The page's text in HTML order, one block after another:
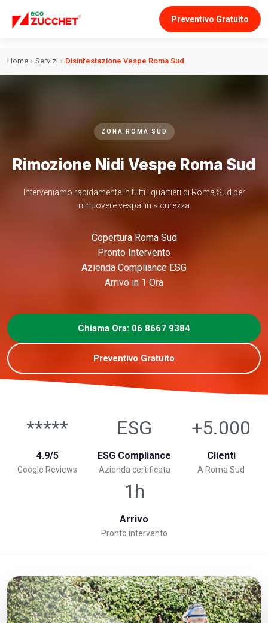
Preventivo Gratuito
Home › Servizi › Disinfestazione Vespe Roma Sud
ZONA ROMA SUD
Rimozione Nidi Vespe Roma Sud
Interveniamo rapidamente in tutti i quartieri di Roma Sud per
rimuovere vespai in sicurezza
Copertura Roma Sud
Pronto Intervento
Azienda Compliance ESG
Arrivo in 1 Ora
Chiama Ora: 06 8667 9384
Preventivo Gratuito
*****
4.9/5
Google Reviews
ESG
ESG Compliance
Azienda certificata
+5.000
Clienti
A Roma Sud
1h
Arrivo
Pronto intervento